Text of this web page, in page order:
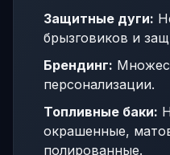
Защитные дуги:
брызговиков и
Брендинг:
персонализации.
Топливные баки:
окрашенные,
полированные.